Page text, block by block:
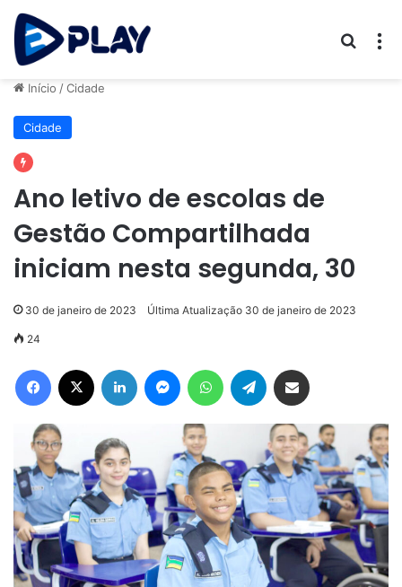
Início /Cidade
Cidade
Ano letivo de escolas de
Gestão Compartilhada
iniciam nesta segunda, 30
30 de janeiro de 2023 Última Atualização 30 de janeiro de 2023
24
Facebook Linkedin MessengerWhatsAppTelegram